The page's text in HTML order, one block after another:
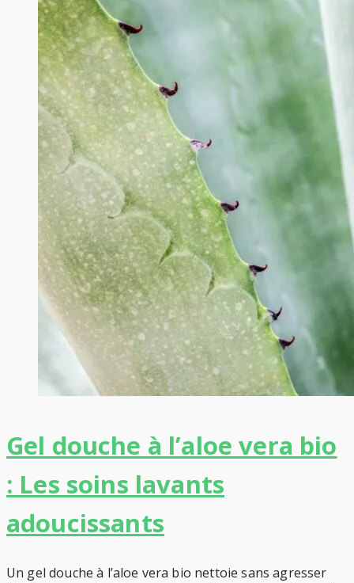
Gel douche à l’aloe vera bio
: Les soins lavants
adoucissants
Un gel douche à l’aloe vera bio nettoie sans agresser